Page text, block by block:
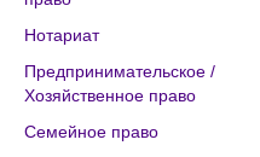
Нотариат
Предпринимательское /
Хозяйственное право
Семейное право